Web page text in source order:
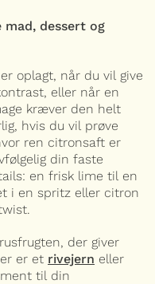
dessert og
oplagt, når du vil give
eller når en
kræver den helt
hvis du vil prøve
ren citronsaft er
din faste
en frisk lime til en
i en spritz eller citron
der giver
er et rivejern eller
til din